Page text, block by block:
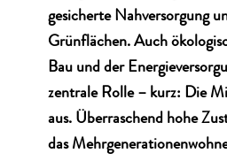
gesicherte Nahversorgung
Grünflächen. Auch
Bau und der
zentrale Rolle – kurz: Die
aus. Überraschend hohe
das